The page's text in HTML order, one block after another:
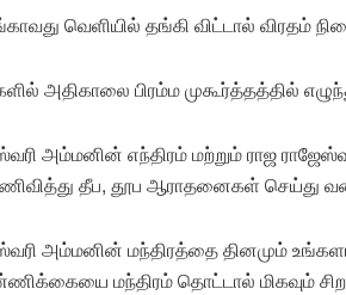
வெளியில் தங்கி விட்டால் விரதம்
அதிகாலை பிரம்ம முகூர்த்தத்தில்
அம்மனின் எந்திரம் மற்றும் ராஜ
தீப, தூப ஆராதனைகள் செய்து
அம்மனின் மந்திரத்தை தினமும்
மந்திரம் தொட்டால் மிகவும்